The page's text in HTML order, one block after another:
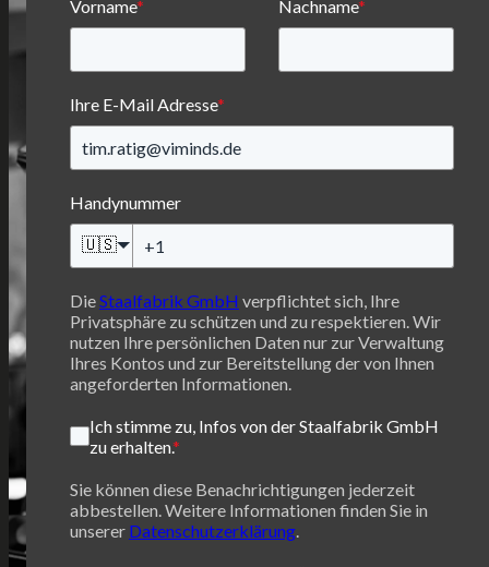
Vorname* Nachname*
Ihre E-Mail Adresse*
Handynummer
🇺🇸
DieStaalfabrik GmbH verpflichtet sich, Ihre
Privatsphäre zu schützen und zu respektieren. Wir
nutzen Ihre persönlichen Daten nur zur Verwaltung
Ihres Kontos und zur Bereitstellung der von Ihnen
angeforderten Informationen.
Ich stimme zu, Infos von der Staalfabrik GmbH
zu erhalten.*
Sie können diese Benachrichtigungen jederzeit
abbestellen. Weitere Informationen finden Sie in
unserer Datenschutzerklärung.